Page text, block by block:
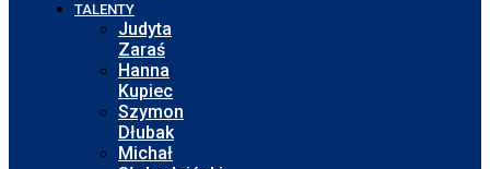
TALENTY
Judyta
Zaraś
Hanna
Kupiec
Szymon
Dłubak
Michał